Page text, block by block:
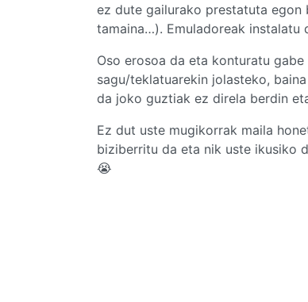
ez dute gailurako prestatuta egon
tamaina…). Emuladoreak instalatu
Oso erosoa da eta konturatu
sagu/teklatuarekin jolasteko,
da joko guztiak ez direla berdin
Ez dut uste mugikorrak maila
biziberritu da eta nik uste ikusiko
😭